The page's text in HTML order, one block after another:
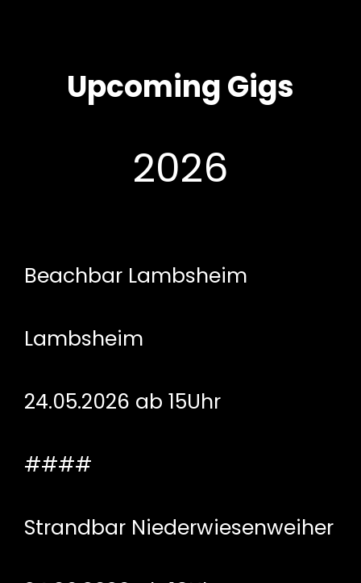
Upcoming Gigs
2026
Beachbar Lambsheim
Lambsheim
24.05.2026 ab 15Uhr
####
Strandbar Niederwiesenweiher